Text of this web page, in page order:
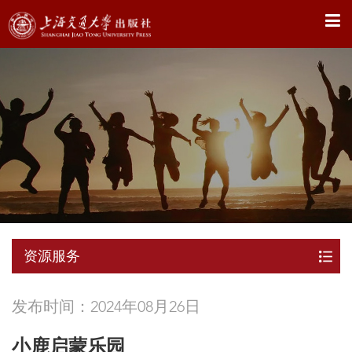
X
资源服务
发布时间：2024年08月26日
小鹿启蒙乐园